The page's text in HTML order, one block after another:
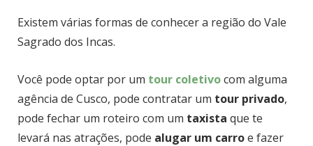
Existem várias formas de conhecer a região do Vale
Sagrado dos Incas.
Você pode optar por um tour coletivocom alguma
agência de Cusco, pode contratar um tour privado,
pode fechar um roteiro com um taxista que te
levará nas atrações, pode alugar um carroe fazer